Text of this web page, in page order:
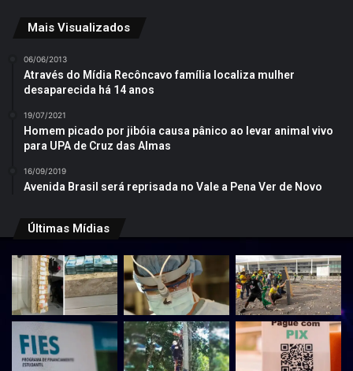
Mais Visualizados
06/06/2013
Através do Mídia Recôncavo família localiza mulher
desaparecida há 14 anos
19/07/2021
Homem picado por jibóia causa pânico ao levar animal vivo
para UPA de Cruz das Almas
16/09/2019
Avenida Brasil será reprisada no Vale a Pena Ver de Novo
Últimas Mídias